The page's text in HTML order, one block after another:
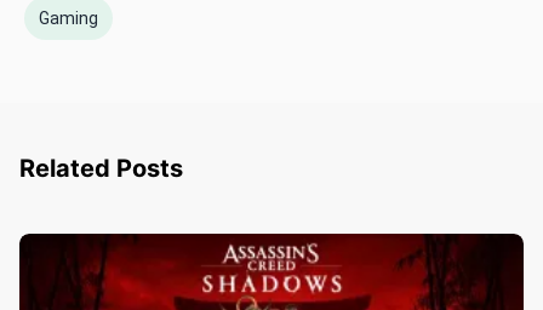
Gaming
Related Posts